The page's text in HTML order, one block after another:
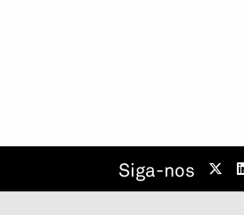
Siga-nos